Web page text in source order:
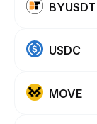
BYUSDT
USDC
MOVE